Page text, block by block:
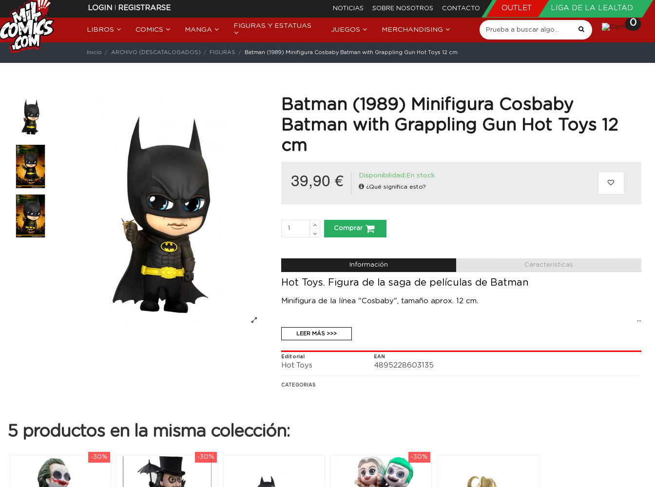
LOGIN | REGISTRARSE NOTICIAS SOBRE NOSOTROS CONTACTO OUTLET LIGA DE LA LEALTAD
LIBROS COMICS MANGA
FIGURAS Y ESTATUAS
JUEGOS MERCHANDISING
0
Inicio ARCHIVO (DESCATALOGADOS) FIGURAS Batman (1989) Minifigura Cosbaby Batman with Grappling Gun Hot Toys 12 cm
Batman (1989) Minifigura Cosbaby
Batman with Grappling Gun Hot Toys 12
cm
39,90 € Disponibilidad:En stock
¿Qué significa esto?
Comprar
Información Características
Hot Toys. Figura de la saga de películas de Batman
Minifigura de la línea "Cosbaby", tamaño aprox. 12 cm.
LEER MÁS >>>
Editorial
Hot Toys
EAN
4895228603135
CATEGORIAS
5 productos en la misma colección:
-30% -30% -30%